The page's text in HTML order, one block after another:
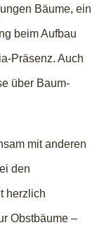
Bäume, ein
beim Aufbau
Präsenz. Auch
über Baum-
mit anderen
den
herzlich
Obstbäume –